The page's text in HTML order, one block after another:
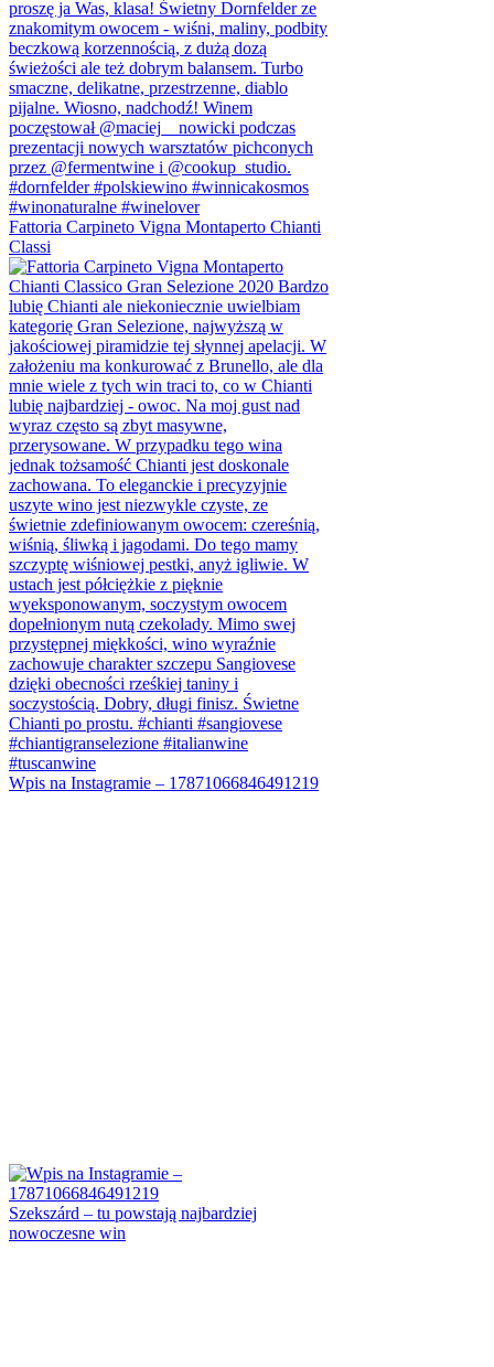
Fattoria Carpineto Vigna Montaperto Chianti
Classi
Wpis na Instagramie – 17871066846491219
Szekszárd – tu powstają najbardziej
nowoczesne win